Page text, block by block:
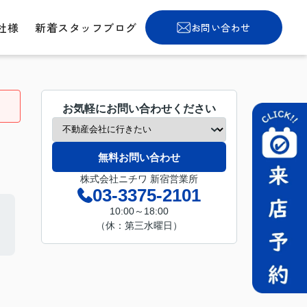
様 新着スタッフブログ お問い合わせ
お気軽にお問い合わせください
無料お問い合わせ
株式会社ニチワ 新宿営業所
03-3375-2101
10:00～18:00
（休：第三水曜日）